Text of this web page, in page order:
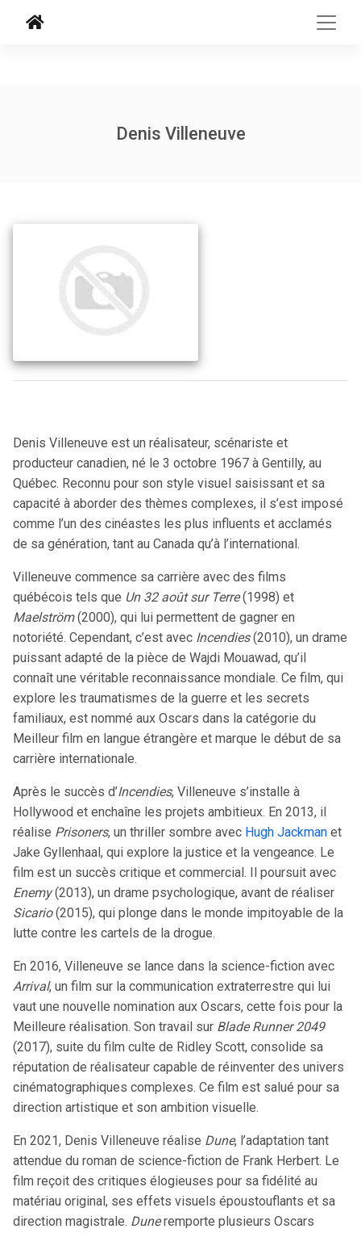
Denis Villeneuve
Denis Villeneuve est un réalisateur, scénariste et
producteur canadien, né le 3 octobre 1967 à Gentilly, au
Québec. Reconnu pour son style visuel saisissant et sa
capacité à aborder des thèmes complexes, il s’est imposé
comme l’un des cinéastes les plus influents et acclamés
de sa génération, tant au Canada qu’à l’international.
Villeneuve commence sa carrière avec des films
québécois tels que Un 32 août sur Terre(1998) et
Maelström(2000), qui lui permettent de gagner en
notoriété. Cependant, c’est avec Incendies(2010), un drame
puissant adapté de la pièce de Wajdi Mouawad, qu’il
connaît une véritable reconnaissance mondiale. Ce film, qui
explore les traumatismes de la guerre et les secrets
familiaux, est nommé aux Oscars dans la catégorie du
Meilleur film en langue étrangère et marque le début de sa
carrière internationale.
Après le succès d’Incendies, Villeneuve s’installe à
Hollywood et enchaîne les projets ambitieux. En 2013, il
réalise Prisoners, un thriller sombre avec Hugh Jackman et
Jake Gyllenhaal, qui explore la justice et la vengeance. Le
film est un succès critique et commercial. Il poursuit avec
Enemy(2013), un drame psychologique, avant de réaliser
Sicario(2015), qui plonge dans le monde impitoyable de la
lutte contre les cartels de la drogue.
En 2016, Villeneuve se lance dans la science-fiction avec
Arrival, un film sur la communication extraterrestre qui lui
vaut une nouvelle nomination aux Oscars, cette fois pour la
Meilleure réalisation. Son travail sur Blade Runner 2049
(2017), suite du film culte de Ridley Scott, consolide sa
réputation de réalisateur capable de réinventer des univers
cinématographiques complexes. Ce film est salué pour sa
direction artistique et son ambition visuelle.
En 2021, Denis Villeneuve réalise Dune, l’adaptation tant
attendue du roman de science-fiction de Frank Herbert. Le
film reçoit des critiques élogieuses pour sa fidélité au
matériau original, ses effets visuels époustouflants et sa
direction magistrale. Duneremporte plusieurs Oscars